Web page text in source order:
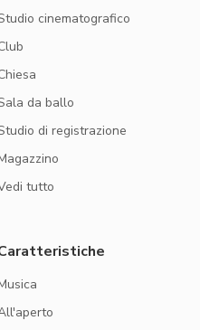
cinematografico
da ballo
di registrazione
tutto